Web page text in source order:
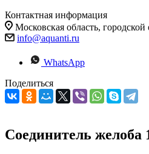
Контактная информация
Московская область,
info@aquanti.ru
WhatsApp
Поделиться
Соединитель желоба